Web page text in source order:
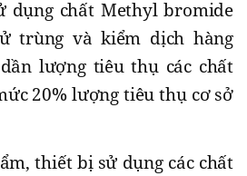
dụng chất Methyl bromide
trùng và kiểm dịch hàng
lượng tiêu thụ các chất
20% lượng tiêu thụ cơ sở
thiết bị sử dụng các chất